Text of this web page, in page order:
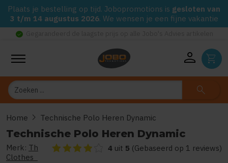
Plaats je bestelling op tijd. Jobopromotions is gesloten van
3 t/m 14 augustus 2026. We wensen je een fijne vakantie
check_circle
person shopping_cart
Zoeken search
Home chevron_right Technische Polo Heren Dynamic
Technische Polo Heren Dynamic
Merk: Th
Clothes
De beoordeling van dit product is4 van de 5
4 uit 5 (Gebaseerd op 1 reviews)